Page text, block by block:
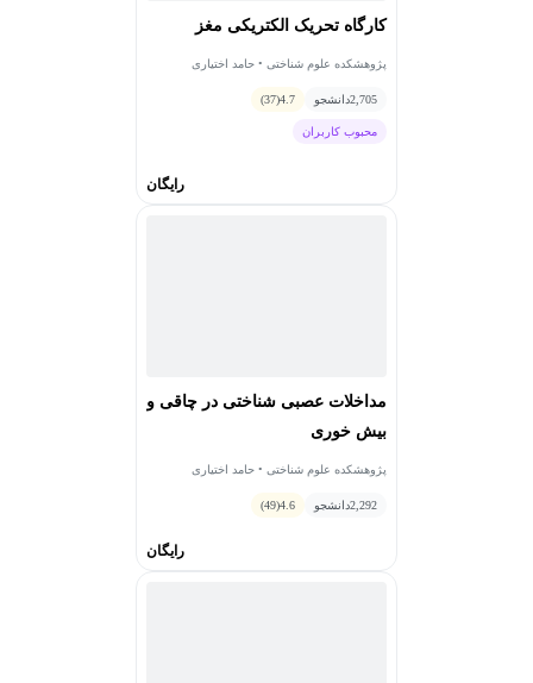
کارگاه تحریک الکتریکی مغز
پژوهشکده علوم شناختی • حامد اختیاری
2,705دانشجو 4.7
(37)
محبوب کاربران
رایگان
مداخلات عصبی شناختی در چاقی و
بیش خوری
پژوهشکده علوم شناختی • حامد اختیاری
2,292دانشجو 4.6
(49)
رایگان